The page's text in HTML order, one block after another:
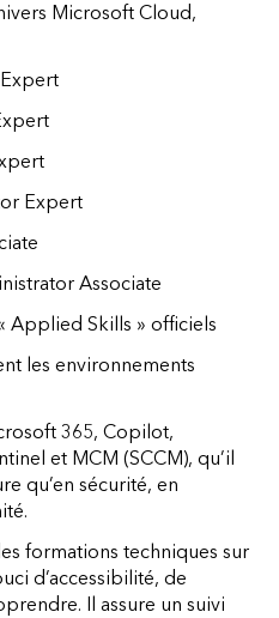
Microsoft Cloud,
Expert
Associate
Applied Skills » officiels
les environnements
365, Copilot,
et MCM (SCCM), qu’il
qu’en sécurité, en
formations techniques sur
d’accessibilité, de
Il assure un suivi